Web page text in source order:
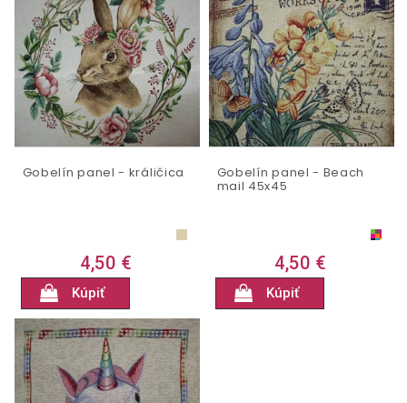
Gobelín panel - králičica
4,50 €
Kúpiť
Gobelín panel - Beach
mail 45x45
4,50 €
Kúpiť